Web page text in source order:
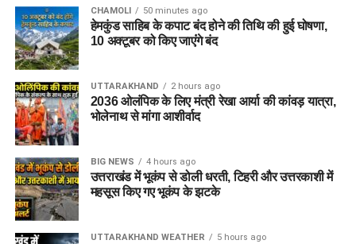
धामपुर में बेचे थे चोरी के जेवर
पुलिस पूछताछ में आरोपियों ने बताया कि चोरी किए गए
धामपुर में एक व्यापारी को ₹5 लाख में बेचे गए थे।
अक्षय उर्फ गोलू की निशानदेही पर पुलिस टीम ने रावली महदूद में डेंसो चौक
के पास स्थित एक कमरे में दबिश दी। यहां से पुलिस ने
बिजनौर और सोनू शर्मा निवासी मुरादाबादको गिरफ्तार कर लिया।
पुलिस के मुताबिक, तीनों आरोपी चोरी के जेवर बेचकर मिली रकम को आपस
में बांटने की तैयारी कर रहे थे। इससे पहले ही पुलिस ने उन्हें गिरफ्तार कर
लिया।
CHAMOLI 50 minutes ago
हेमकुंड साहिब के कपाट बंद होने की तिथि की हुई घोषणा,
10 अक्टूबर को किए जाएंंगे बंद
UTTARAKHAND 2 hours ago
2036 ओलंपिक के लिए मंत्री रेखा आर्या की कांवड़ यात्रा,
भोलेनाथ से मांगा आशीर्वाद
BIG NEWS 4 hours ago
उत्तराखंड में भूकंप से डोली धरती, टिहरी और उत्तरकाशी में
महसूस किए गए भूकंप के झटके
UTTARAKHAND WEATHER 5 hours ago